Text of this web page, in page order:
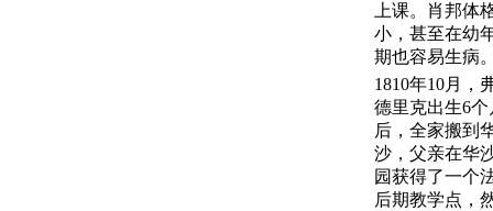
上课。肖邦体
小，甚至在幼
期也容易生病
1810年10月，
德里克出生6个
后，全家搬到
沙，父亲在华
园获得了一个
后期教学点，